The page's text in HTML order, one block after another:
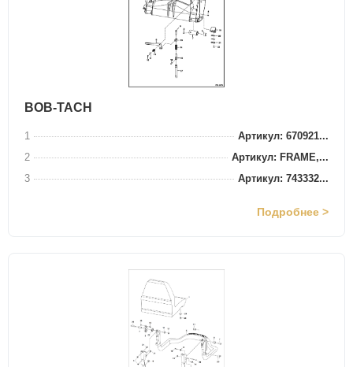
BOB-TACH
1
Артикул: 670921...
2
Артикул: FRAME,...
3
Артикул: 743332...
Подробнее >